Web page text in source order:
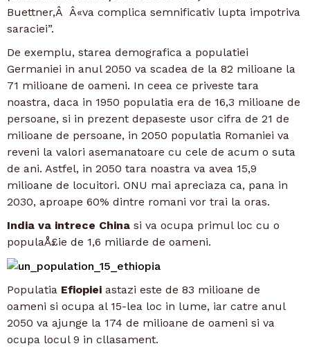
Buettner,Â Â«va complica semnificativ lupta impotriva
saraciei”.
De exemplu, starea demografica a populatiei
Germaniei in anul 2050 va scadea de la 82 milioane la
71 milioane de oameni. In ceea ce priveste tara
noastra, daca in 1950 populatia era de 16,3 milioane de
persoane, si in prezent depaseste usor cifra de 21 de
milioane de persoane, in 2050 populatia Romaniei va
reveni la valori asemanatoare cu cele de acum o suta
de ani. Astfel, in 2050 tara noastra va avea 15,9
milioane de locuitori. ONU mai apreciaza ca, pana in
2030, aproape 60% dintre romani vor trai la oras.
India va intrece China si va ocupa primul loc cu o
populaÅ£ie de 1,6 miliarde de oameni.
Populatia Efiopiei astazi este de 83 milioane de
oameni si ocupa al 15-lea loc in lume, iar catre anul
2050 va ajunge la 174 de milioane de oameni si va
ocupa locul 9 in cllasament.